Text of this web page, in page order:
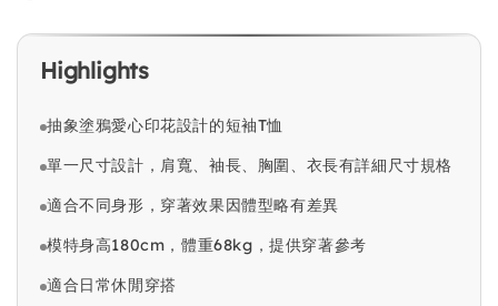
Highlights
抽象塗鴉愛心印花設計的短袖T恤
單一尺寸設計，肩寬、袖長、胸圍、衣長有詳細尺寸規格
適合不同身形，穿著效果因體型略有差異
模特身高180cm，體重68kg，提供穿著參考
適合日常休閒穿搭